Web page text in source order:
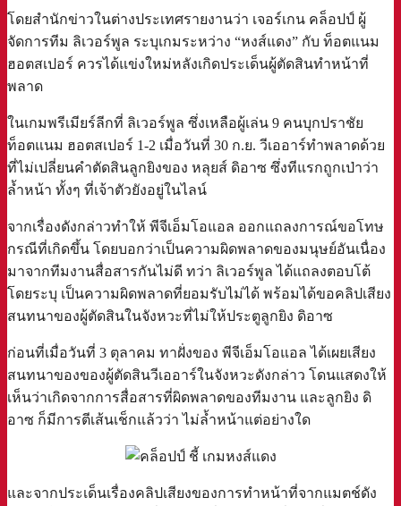
โดยสำนักข่าวในต่างประเทศรายงานว่า เจอร์เกน คล็อปป์ ผู้
จัดการทีม ลิเวอร์พูล ระบุเกมระหว่าง “หงส์แดง” กับ ท็อตแนม
ฮอตสเปอร์ ควรได้แข่งใหม่หลังเกิดประเด็นผู้ตัดสินทำหน้าที่
พลาด
ในเกมพรีเมียร์ลีกที่ ลิเวอร์พูล ซึ่งเหลือผู้เล่น 9 คนบุกปราชัย
ท็อตแนม ฮอตสเปอร์ 1-2 เมื่อวันที่ 30 ก.ย. วีเออาร์ทำพลาดด้วย
ที่ไม่เปลี่ยนคำตัดสินลูกยิงของ หลุยส์ ดิอาซ ซึ่งทีแรกถูกเป่าว่า
ล้ำหน้า ทั้งๆ ที่เจ้าตัวยังอยู่ในไลน์
จากเรื่องดังกล่าวทำให้ พีจีเอ็มโอแอล ออกแถลงการณ์ขอโทษ
กรณีที่เกิดขึ้น โดยบอกว่าเป็นความผิดพลาดของมนุษย์อันเนื่อง
มาจากทีมงานสื่อสารกันไม่ดี ทว่า ลิเวอร์พูล ได้แถลงตอบโต้
โดยระบุ เป็นความผิดพลาดที่ยอมรับไม่ได้ พร้อมได้ขอคลิปเสียง
สนทนาของผู้ตัดสินในจังหวะที่ไม่ให้ประตูลูกยิง ดิอาซ
ก่อนที่เมื่อวันที่ 3 ตุลาคม ทาฝั่งของ พีจีเอ็มโอแอล ได้เผยเสียง
สนทนาของของผู้ตัดสินวีเออาร์ในจังหวะดังกล่าว โดนแสดงให้
เห็นว่าเกิดจากการสื่อสารที่ผิดพลาดของทีมงาน และลูกยิง ดิ
อาซ ก็มีการตีเส้นเช็กแล้วว่า ไม่ล้ำหน้าแต่อย่างใด
และจากประเด็นเรื่องคลิปเสียงของการทำหน้าที่จากแมตช์ดัง